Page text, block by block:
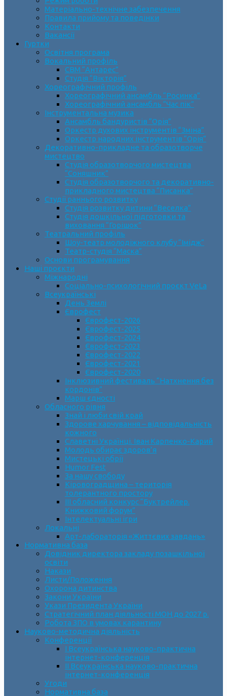
Матеріально-технічне забезпечення
Правила прийому та поведінки
Контакти
Вакансії
Гуртки
Освітня програма
Вокальний профіль
СВМ “Антарес”
Студія “Вікторія”
Хореографічний профіль
Хореографічний ансамбль “Росинка”
Хореографічний ансамбль “Час пік”
Інструментальна музика
Ансамбль бандуристів “Орія”
Оркестр духових інструментів “Зміна”
Оркестр народних інструментів “Орія”
Декоративно-прикладне та образотворче
мистецтво
Cтудія образотворчого мистецтва
“Соняшник”
Студія образотворчого та декоративно-
прикладного мистецтва “Писанка”
Студії раннього розвитку
Студія розвитку дитини “Веселка”
Студія дошкільної підготовки та
виховання “Горішок”
Театральний профіль
Шоу-театр молодіжного клубу “Імідж”
Театр-студія “Маска”
Основи програмування
Наші проєкти
Міжнародні
Соціально-психологічний проєкт VeLa
Всеукраїнські
День Землі
Єврофест
Єврофест-2026
Єврофест-2025
Єврофест-2024
Єврофест-2023
Єврофест-2022
Єврофест-2021
Єврофест-2020
Інклюзивний фестиваль “Натхнення без
кордонів”
Марш єдності
Обласного рівня
Знай і люби свій край
Здорове харчування – відповідальність
кожного
Славетні Українці. Іван Карпенко-Карий
Молодь обирає здоров’я
Мистецькі обрії
Humor Fest
За нашу свободу
Кіровоградщина – територія
толерантного простору
ІII обласний конкурс “Буктрейлер.
Книжковий форум”
Інтелектуальні ігри
Локальні
Арт-лабораторія «Життєвих завдань»
Нормативна база
Довідник директора закладу позашкільної
освіти
Накази
Листи/Положення
Охорона дитинства
Закони України
Укази Президента України
Стратегічний план діяльності МОН до 2027 р.
Робота ЗПО в умовах карантину
Науково-методична діяльність
Конференції
І Всеукраїнська науково-практична
інтернет-конференція
ІІ Всеукраїнська науково-практична
інтернет-конференція
Угоди
Нормативна база